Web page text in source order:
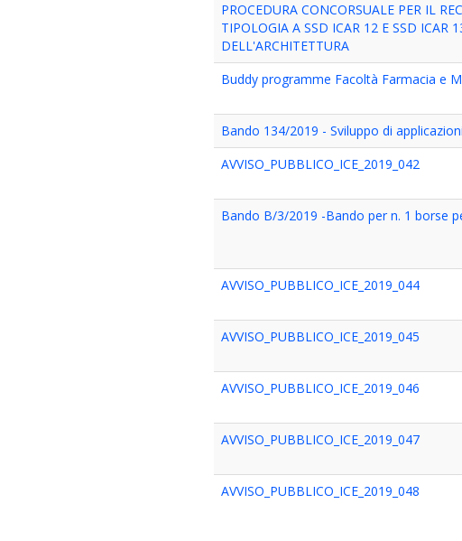
PROCEDURA CONCORSUALE PER IL
TIPOLOGIA A SSD ICAR 12 E SSD ICAR
DELL'ARCHITETTURA
Buddy programme Facoltà Farmacia e
Bando 134/2019 - Sviluppo di
AVVISO_PUBBLICO_ICE_2019_042
Bando B/3/2019 -Bando per n. 1 borse
AVVISO_PUBBLICO_ICE_2019_044
AVVISO_PUBBLICO_ICE_2019_045
AVVISO_PUBBLICO_ICE_2019_046
AVVISO_PUBBLICO_ICE_2019_047
AVVISO_PUBBLICO_ICE_2019_048